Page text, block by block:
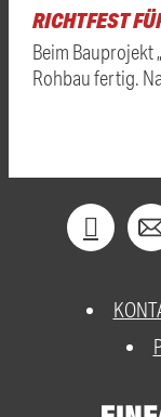
RICHTFEST
Beim Bauprojekt
Rohbau fertig.